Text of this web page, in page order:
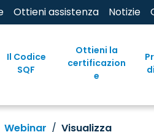
Ottieni assistenza Notizie
Il Codice
SQF
Ottieni la
certificazion
e
Webinar Visualizza